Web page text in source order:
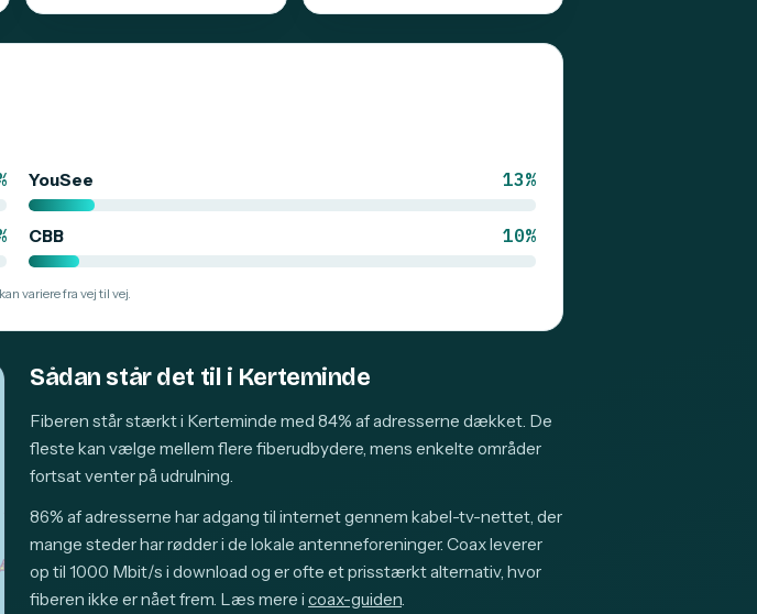
YouSee 13%
CBB 10%
variere fra vej til vej.
Sådan står det til i Kerteminde
Fiberen står stærkt i Kerteminde med 84% af adresserne dækket. De
fleste kan vælge mellem flere fiberudbydere, mens enkelte områder
fortsat venter på udrulning.
86% af adresserne har adgang til internet gennem kabel-tv-nettet, der
mange steder har rødder i de lokale antenneforeninger. Coax leverer
op til 1000 Mbit/s i download og er ofte et prisstærkt alternativ, hvor
fiberen ikke er nået frem. Læs mere i coax-guiden.